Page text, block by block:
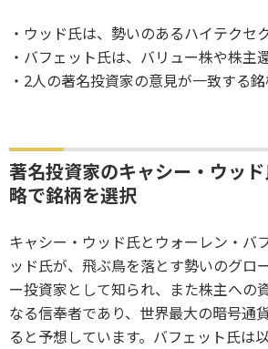
・ウッド氏は、勢いのあるハイテクセ
・バフェット氏は、バリュー株や株
・2人の著名投資家の意見が一致する
著名投資家のキャシー・ウッ
略で銘柄を選択
キャシー・ウッド氏とウォーレン・バ
ッド氏が、飛ぶ鳥を落とす勢いのグロ
ー投資家として知られ、また株主への
なる信奉者であり、世界最大の暗号通
ると予想しています。バフェット氏は